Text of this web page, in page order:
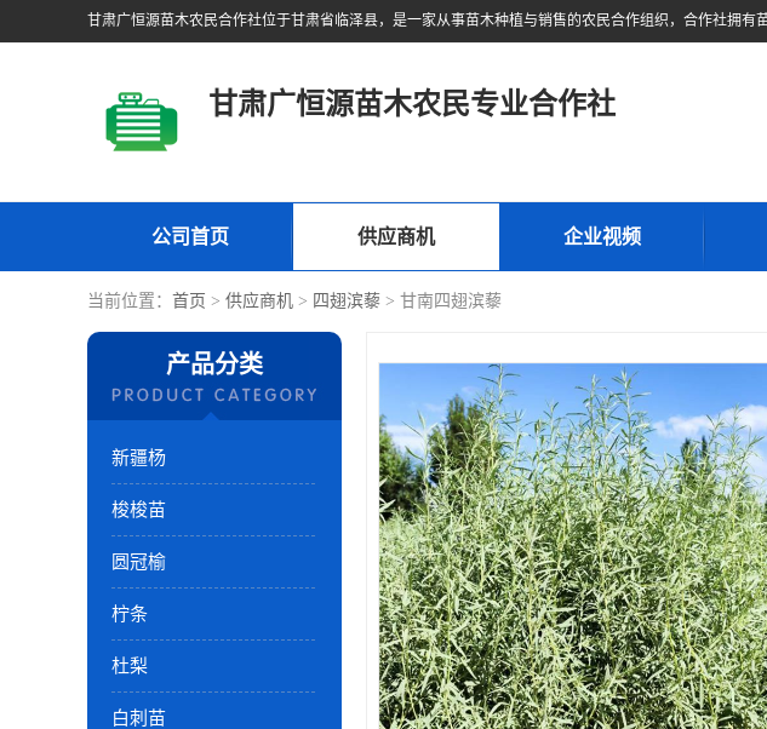
甘肃广恒源苗木农民专业合作社
公司首页 供应商机 企业视频
当前位置： 首页 > 供应商机 > 四翅滨藜 > 甘南四翅滨藜
产品分类
新疆杨
梭梭苗
圆冠榆
柠条
杜梨
白刺苗